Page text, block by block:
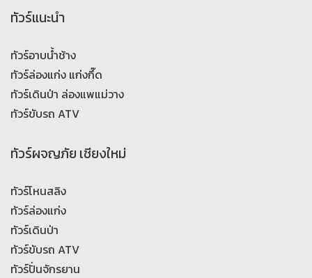
ทัวร์แนะนำ
ทัวร์อาบน้ำช้าง
ทัวร์ล่องแก่ง แก่งกึ๊ด
ทัวร์เดินป่า ล่องแพแม่วาง
ทัวร์ขับรถ ATV
ทัวร์ผจญภัย เชียงใหม่
ทัวร์โหนสลิง
ทัวร์ล่องแก่ง
ทัวร์เดินป่า
ทัวร์ขับรถ ATV
ทัวร์ปั่นจักรยาน